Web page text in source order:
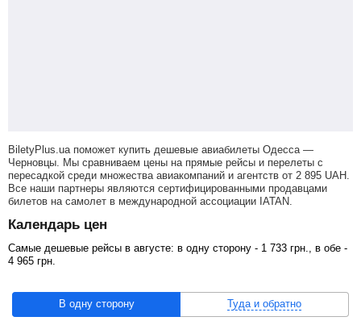
BiletyPlus.ua поможет купить дешевые авиабилеты Одесса —
Черновцы. Мы сравниваем цены на прямые рейсы и перелеты с
пересадкой среди множества авиакомпаний и агентств от 2 895 UAH
Все наши партнеры являются сертифицированными продавцами
билетов на самолет в международной ассоциации IATAN.
Календарь цен
Самые дешевые рейсы в августе: в одну сторону - 1 733 грн ., в обе -
4 965 грн
В одну сторону Туда и обратно